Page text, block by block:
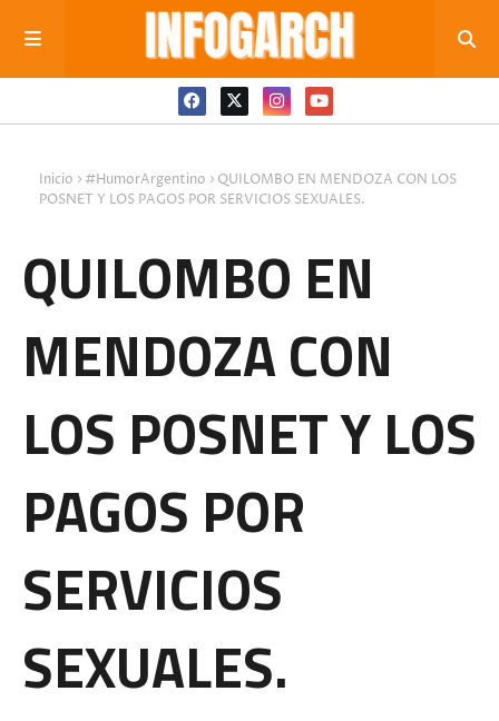
Inicio #HumorArgentino
QUILOMBO EN MENDOZA CON LOS
POSNET Y LOS PAGOS POR SERVICIOS SEXUALES.
QUILOMBO EN
MENDOZA CON
LOS POSNET Y LOS
PAGOS POR
SERVICIOS
SEXUALES.